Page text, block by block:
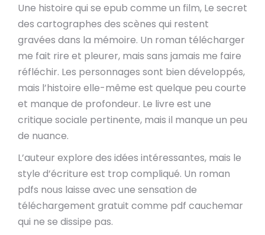
Une histoire qui se epub comme un film, Le secret
des cartographes des scènes qui restent
gravées dans la mémoire. Un roman télécharger
me fait rire et pleurer, mais sans jamais me faire
réfléchir. Les personnages sont bien développés,
mais l’histoire elle-même est quelque peu courte
et manque de profondeur. Le livre est une
critique sociale pertinente, mais il manque un peu
de nuance.
L’auteur explore des idées intéressantes, mais le
style d’écriture est trop compliqué. Un roman
pdfs nous laisse avec une sensation de
téléchargement gratuit comme pdf cauchemar
qui ne se dissipe pas.